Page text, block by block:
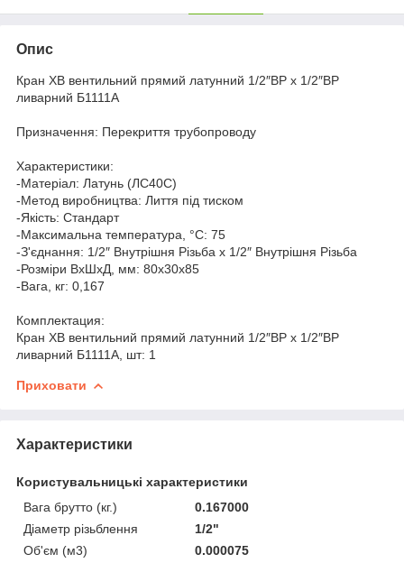
Опис
Кран ХВ вентильний прямий латунний 1/2″ВР х 1/2″ВР
ливарний Б1111А
Призначення: Перекриття трубопроводу
Характеристики:
-Матеріал: Латунь (ЛС40С)
-Метод виробництва: Лиття під тиском
-Якість: Стандарт
-Максимальна температура, °C: 75
-З'єднання: 1/2″ Внутрішня Різьба х 1/2″ Внутрішня Різьба
-Розміри ВхШхД, мм: 80х30х85
-Вага, кг: 0,167
Комплектация:
Кран ХВ вентильний прямий латунний 1/2″ВР х 1/2″ВР
ливарний Б1111А, шт: 1
Приховати
Характеристики
Користувальницькі характеристики
Вага брутто (кг.)
0.167000
Діаметр різьблення
1/2"
Об'єм (м3)
0.000075